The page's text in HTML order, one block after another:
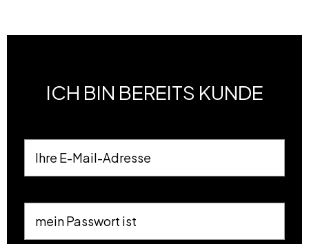
ICH BIN BEREITS KUNDE